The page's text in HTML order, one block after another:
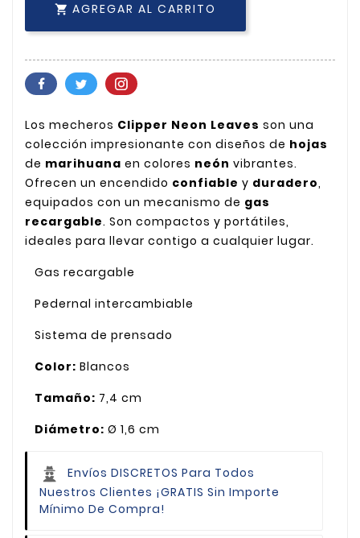
 AGREGAR AL CARRITO
Los mecheros Clipper Neon Leaves son una
colección impresionante con diseños de hojas
de marihuana en colores neón vibrantes.
Ofrecen un encendido confiable y duradero,
equipados con un mecanismo de gas
recargable. Son compactos y portátiles,
ideales para llevar contigo a cualquier lugar.
Gas recargable
Pedernal intercambiable
Sistema de prensado
Color: Blancos
Tamaño: 7,4 cm
Diámetro: Ø 1,6 cm
Envíos DISCRETOS Para Todos
Nuestros Clientes ¡GRATIS Sin Importe
Mínimo De Compra!